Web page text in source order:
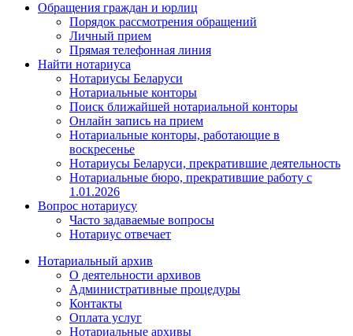
Обращения граждан и юрлиц
Порядок рассмотрения обращений
Личный прием
Прямая телефонная линия
Найти нотариуса
Нотариусы Беларуси
Нотариальные конторы
Поиск ближайшей нотариальной конторы
Онлайн запись на прием
Нотариальные конторы, работающие в
воскресенье
Нотариусы Беларуси, прекратившие деятельность
Нотариальные бюро, прекратившие работу с
1.01.2026
Вопрос нотариусу
Часто задаваемые вопросы
Нотариус отвечает
Нотариальный архив
О деятельности архивов
Административные процедуры
Контакты
Оплата услуг
Нотариальные архивы